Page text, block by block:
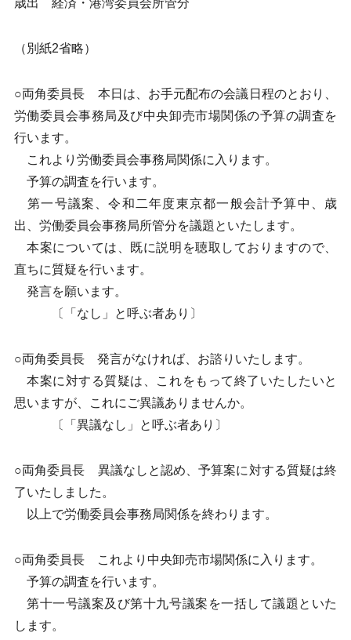
歳出 経済・港湾委員会所管分
（別紙2省略）
○両角委員長 本日は、お手元配布の会議日程のとおり、
労働委員会事務局及び中央卸売市場関係の予算の調査を
行います。
これより労働委員会事務局関係に入ります。
予算の調査を行います。
第一号議案、令和二年度東京都一般会計予算中、歳
出、労働委員会事務局所管分を議題といたします。
本案については、既に説明を聴取しておりますので、
直ちに質疑を行います。
発言を願います。
〔「なし」と呼ぶ者あり〕
○両角委員長 発言がなければ、お諮りいたします。
本案に対する質疑は、これをもって終了いたしたいと
思いますが、これにご異議ありませんか。
〔「異議なし」と呼ぶ者あり〕
○両角委員長 異議なしと認め、予算案に対する質疑は終
了いたしました。
以上で労働委員会事務局関係を終わります。
○両角委員長 これより中央卸売市場関係に入ります。
予算の調査を行います。
第十一号議案及び第十九号議案を一括して議題といた
します。